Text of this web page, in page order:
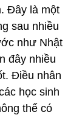
Đây là một
sau nhiều
như Nhật
đây nhiều
Điều nhân
học sinh
thể có